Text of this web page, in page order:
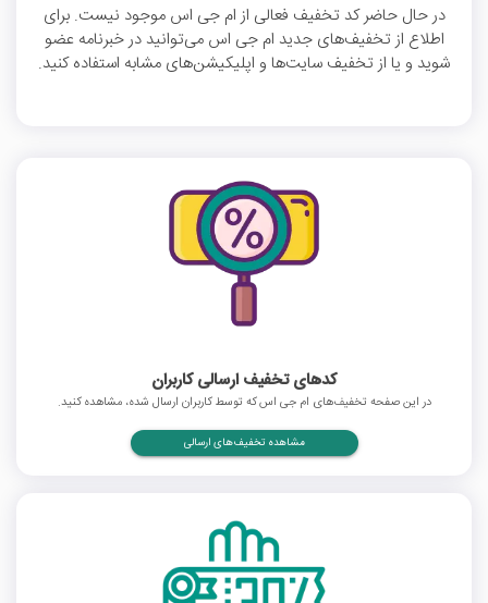
در حال حاضر کد تخفیف فعالی از ام جی اس موجود نیست. برای
اطلاع از تخفیف‌های جدید ام جی اس می‌توانید در خبرنامه عضو
شوید و یا از تخفیف سایت‌ها و اپلیکیشن‌های مشابه استفاده کنید.
کدهای تخفیف ارسالی کاربران
در این صفحه تخفیف‌های ام جی اس که توسط کاربران ارسال شده، مشاهده کنید.
مشاهده تخفیف‌های ارسالی